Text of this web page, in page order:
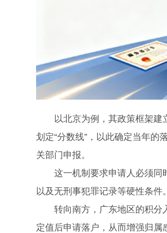
以北京为例，其政策框架建立
划定“分数线”，以此确定当年的
关部门申报。
这一机制要求申请人必须同时
以及无刑事犯罪记录等硬性条件
转向南方，广东地区的积分入
定值后申请落户，从而增强归